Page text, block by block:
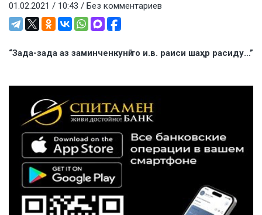
01.02.2021 / 10:43 / Без комментариев
“Зада-зада аз заминченкунӣ то и.в. раиси шаҳр расиду…”